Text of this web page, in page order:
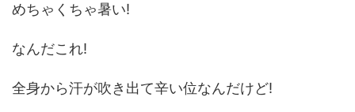
めちゃくちゃ暑い!
なんだこれ!
全身から汗が吹き出て辛い位なんだけど!